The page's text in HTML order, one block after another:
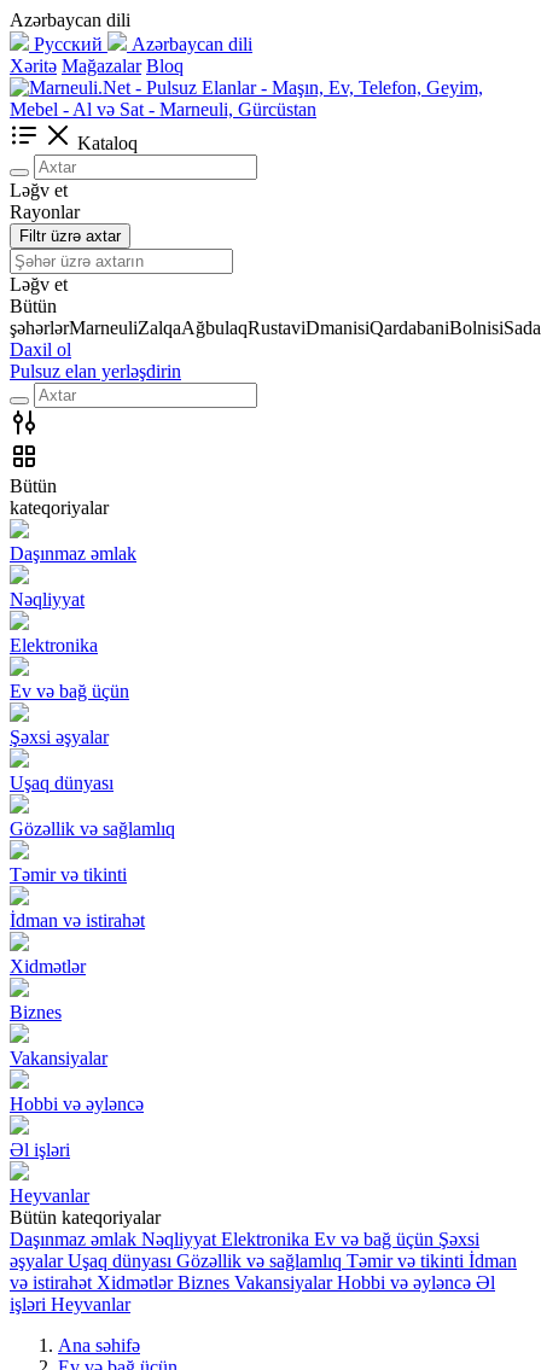
Azərbaycan dili
Русский
Azərbaycan dili
Xəritə Mağazalar Bloq
Kataloq
Ləğv et
Rayonlar
Filtr üzrə axtar
Ləğv et
Bütün
şəhərlərMarneuliZalqaAğbulaqRustaviDmanisiQardabaniBolnisi
Daxil ol
Pulsuz elan yerləşdirin
Bütün
kateqoriyalar
Daşınmaz əmlak
Nəqliyyat
Elektronika
Ev və bağ üçün
Şəxsi əşyalar
Uşaq dünyası
Gözəllik və sağlamlıq
Təmir və tikinti
İdman və istirahət
Xidmətlər
Biznes
Vakansiyalar
Hobbi və əyləncə
Əl işləri
Heyvanlar
Bütün kateqoriyalar
Daşınmaz əmlak Nəqliyyat Elektronika Ev və bağ üçün Şəxsi
əşyalar Uşaq dünyası Gözəllik və sağlamlıq Təmir və tikinti İdman
və istirahət Xidmətlər Biznes Vakansiyalar Hobbi və əyləncə Əl
işləri Heyvanlar
Ana səhifə